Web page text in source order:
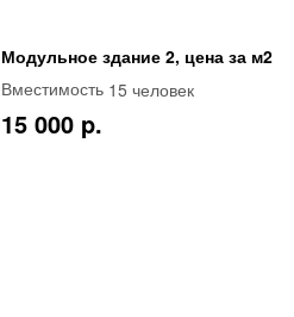
Модульное здание 2, цена за м2
Вместимость 15 человек
15 000 p.